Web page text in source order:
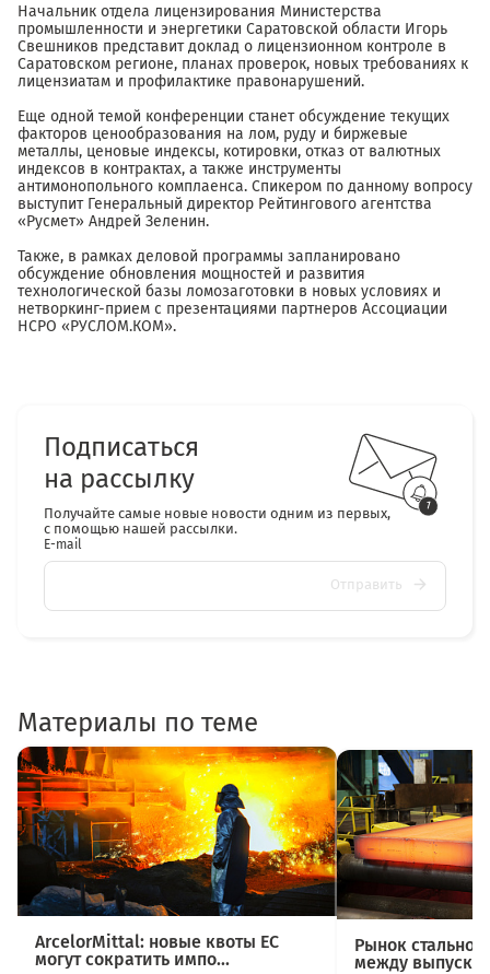
Начальник отдела лицензирования Министерства
промышленности и энергетики Саратовской области Игорь
Свешников представит доклад о лицензионном контроле в
Саратовском регионе, планах проверок, новых требованиях к
лицензиатам и профилактике правонарушений.
Еще одной темой конференции станет обсуждение текущих
факторов ценообразования на лом, руду и биржевые
металлы, ценовые индексы, котировки, отказ от валютных
индексов в контрактах, а также инструменты
антимонопольного комплаенса. Спикером по данному вопросу
выступит Генеральный директор Рейтингового агентства
«Русмет» Андрей Зеленин.
Также, в рамках деловой программы запланировано
обсуждение обновления мощностей и развития
технологической базы ломозаготовки в новых условиях и
нетворкинг-прием с презентациями партнеров Ассоциации
НСРО «РУСЛОМ.КОМ».
Подписаться
на рассылку
Получайте самые новые новости одним из первых,
с помощью нашей рассылки.
E-mail
Отправить
Материалы по теме
ArcelorMittal: новые квоты ЕС
могут сократить импо...
Рынок
между